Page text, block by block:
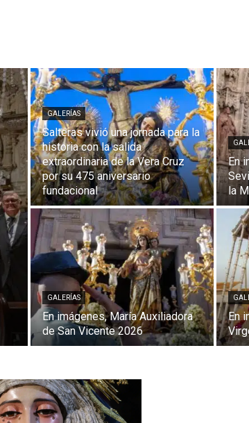
GALERÍAS
Salteras vivió una jornada para la
historia con la salida
extraordinaria de la Vera Cruz
por su 475 aniversario
fundacional
En
la
GALERÍAS
En imágenes, María Auxiliadora
de San Vicente 2026
En